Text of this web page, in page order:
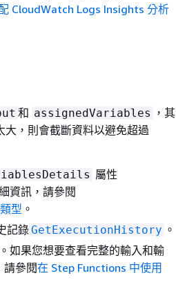
CloudWatch Logs Insights 分析
和 assignedVariables ，其
大，則會截斷資料以避免超過
屬性
資訊，請參閱
型 。
記錄GetExecutionHistory 。
如果您想要查看完整的輸入和輸
請參閱在 Step Functions 中使用